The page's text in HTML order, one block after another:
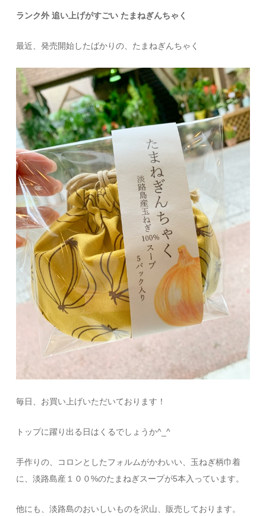
ランク外 追い上げがすごい たまねぎんちゃく
最近、発売開始したばかりの、たまねぎんちゃく
毎日、お買い上げいただいております！
トップに躍り出る日はくるでしょうか^_^
手作りの、コロンとしたフォルムがかわいい、玉ねぎ柄巾着
に、淡路島産１００%のたまねぎスープが5本入っています。
他にも、淡路島のおいしいものを沢山、販売しております。